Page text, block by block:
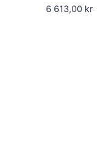
6 613,00 kr